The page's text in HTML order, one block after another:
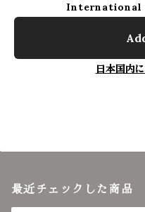
International
日本国内
最近チェックした商品